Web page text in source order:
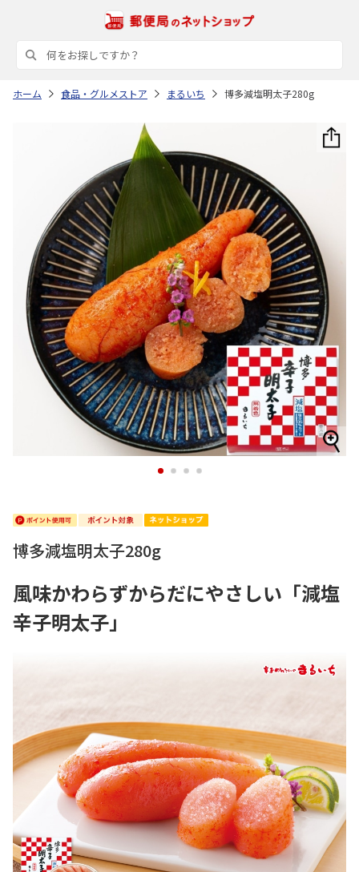
ホーム 食品・グルメストア まるいち 博多減塩明太子280g
1 2 3 4
博多減塩明太子280g
風味かわらずからだにやさしい「減塩
辛子明太子」